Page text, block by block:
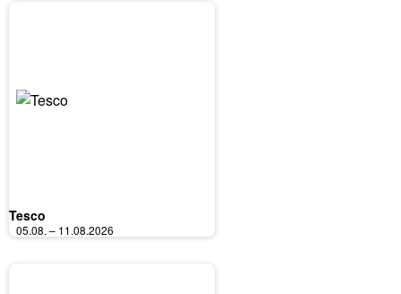
Tesco
05.08. – 11.08.2026